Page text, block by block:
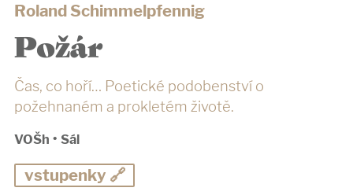
Roland Schimmelpfennig
Požár
Čas, co hoří… Poetické podobenství o
požehnaném a prokletém životě.
VOŠh • Sál
vstupenky 🔗